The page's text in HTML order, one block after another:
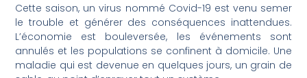
Cette saison, un virus nommé Covid-19 est venu semer
le trouble et générer des conséquences inattendues.
L’économie est bouleversée, les événements sont
annulés et les populations se confinent à domicile. Une
maladie qui est devenue en quelques jours, un grain de